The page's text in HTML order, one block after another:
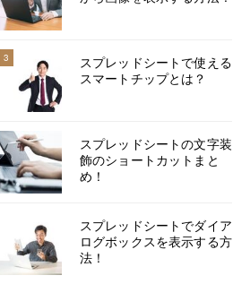
3
スプレッドシートで使える
スマートチップとは？
スプレッドシートの文字装
飾のショートカットまと
め！
スプレッドシートでダイア
ログボックスを表示する方
法！